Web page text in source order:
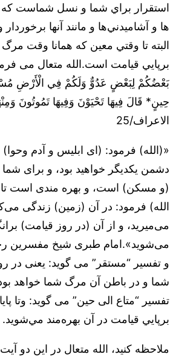
استقرار‌ براي‌ شما و نسل شماست که
‌ها و آشاميدني‌ها و مانند آنها
البته تا وقتي‌ معين كه‌ همانا وقت‌
‌برپايي‌ قيامت‌ است‌.الله متعال می
بَعْضُكُمْ لِبَعْضٍ عَدُوٌّ وَلَكُمْ فِي الْأَرْضِ
حِينٍ* قَالَ فِيهَا تَحْيَوْنَ وَفِيهَا تَمُوتُونَ
الاعراف/25
«(الله) فرمود: (ای ابلیس و آدم
دشمن یکدیگر خواهید بود، و برای شما
(و مسکن) است، و بهره مندی است تا
الله) فرمود: در آن (زمین) زندگی
می‌میرید، و از آن (در روز قیامت)
می‌شوید».امام طبری شیخ مفسرین
و تفسیر “مستقر” می گوید: یعنی در
شما و در باطن آن مرگ شما خواهد
تفسیر “متاع الی حین” می گوید: وتا
‌برپايي‌ قيامت در آن بهره‌مند مي‌شويد.
ملاحظه‌ کنید، الله متعال در اين‌ دو